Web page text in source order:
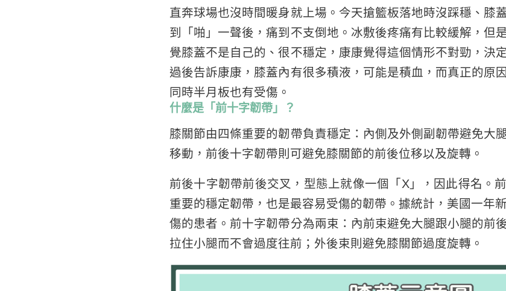
直奔球場也沒時間暖身就上場。今天搶籃板落地時沒踩穩、膝
到「啪」一聲後，痛到不支倒地。冰敷後疼痛有比較緩解，但
覺膝蓋不是自己的、很不穩定，康康覺得這個情形不對勁，決
過後告訴康康，膝蓋內有很多積液，可能是積血，而真正的原
同時半月板也有受傷。
什麼是「前十字韌帶」？
膝關節由四條重要的韌帶負責穩定：內側及外側副韌帶避免大
移動，前後十字韌帶則可避免膝關節的前後位移以及旋轉。
前後十字韌帶前後交叉，型態上就像一個「X」，因此得名。
重要的穩定韌帶，也是最容易受傷的韌帶。據統計，美國一年
傷的患者。前十字韌帶分為兩束：內前束避免大腿跟小腿的前
拉住小腿而不會過度往前；外後束則避免膝關節過度旋轉。